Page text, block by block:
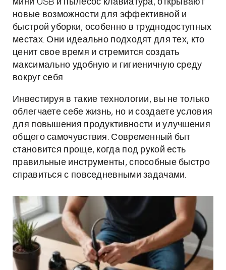
мини USB и пылесос клавиатура, открывают
новые возможности для эффективной и
быстрой уборки, особенно в труднодоступных
местах. Они идеально подходят для тех, кто
ценит свое время и стремится создать
максимально удобную и гигиеничную среду
вокруг себя.
Инвестируя в такие технологии, вы не только
облегчаете себе жизнь, но и создаете условия
для повышения продуктивности и улучшения
общего самочувствия. Современный быт
становится проще, когда под рукой есть
правильные инструменты, способные быстро
справиться с повседневными задачами.